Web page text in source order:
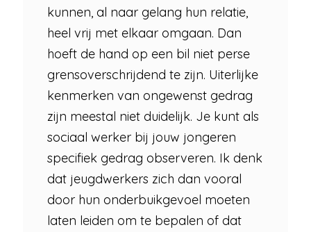
kunnen, al naar gelang hun relatie,
heel vrij met elkaar omgaan. Dan
hoeft de hand op een bil niet perse
grensoverschrijdend te zijn. Uiterlijke
kenmerken van ongewenst gedrag
zijn meestal niet duidelijk. Je kunt als
sociaal werker bij jouw jongeren
specifiek gedrag observeren. Ik denk
dat jeugdwerkers zich dan vooral
door hun onderbuikgevoel moeten
laten leiden om te bepalen of dat